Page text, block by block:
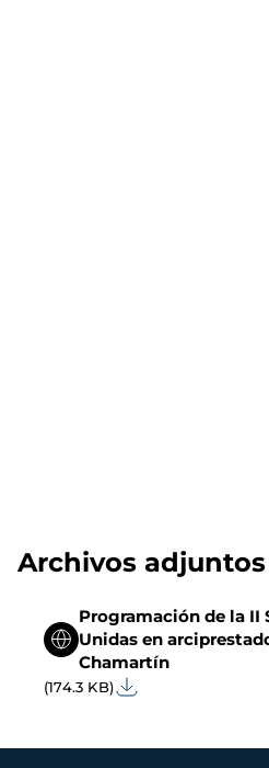
Archivos adjuntos
Programación de la II
Unidas en
Chamartín
(174.3 KB)